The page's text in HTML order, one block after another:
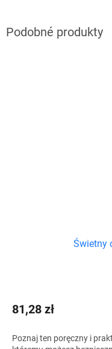
Świetny
81,28 zł
Poznaj ten poręczny i